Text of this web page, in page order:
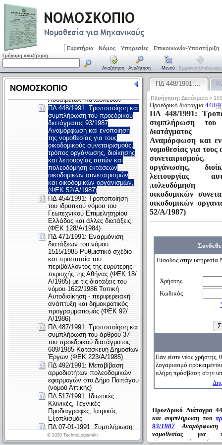
Ευρετήρια Νόμος Υπηρεσίες Επικοινωνία-Υποστήριξη
Γρήγορη αναζήτηση:
Αναζήτηση Αναζήτηση Μενού Εμφάνιση/απόκρυψη
ΠΔ 448/1991:…